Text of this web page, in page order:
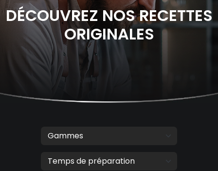
DÉCOUVREZ NOS RECETTES
ORIGINALES
Le site internet Le Gaulois
Professionnel utilise des
cookies !
fonctionnement de notre site et à des fins analytiques.
En autorisant ces services tiers, vous acceptez le dépôt et la
lecture de cookies et l’utilisation de technologies de suivi